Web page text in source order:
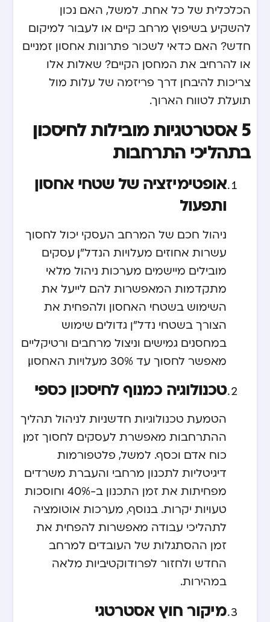
הכלכלית של כל אחת. למשל, האם נכון
להשקיע בשיפוץ מרחב קיים או לעבור למיקום
חדש? האם כדאי לשכור פתרונות אחסון זמניים
או להרחיב את המחסן הקיים? שאלות אלו
צריכות להיבחן דרך פריזמה של עלות מול
תועלת לטווח הארוך.
5 אסטרטגיות מובילות לחיסכון
בתהליכי התרחבות
אופטימיזציה של שטחי אחסון
ותפעול
ניהול חכם של המרחב העסקי יכול לחסוך
עשרות אחוזים מעלויות הנדל”ן. עסקים
מובילים מיישמים מערכות ניהול מלאי
מתקדמות המאפשרות להם לייעל את
השימוש בשטחי האחסון ולהפחית את
הצורך בשטחי נדל”ן גדולים. שימוש
במחסנים גמישים וניצול מרחבים ורטיקליים
מאפשר לחסוך עד 30% מעלויות האחסון.
טכנולוגיה כמנוף לחיסכון כספי
הטמעת טכנולוגיות חדשניות לניהול תהליך
ההתרחבות מאפשרת לעסקים לחסוך זמן,
כוח אדם וכסף. למשל, פלטפורמות
דיגיטליות לתכנון מרחבי והעברת משרדים
מפחיתות את זמן התכנון ב-40% וחוסכות
טעויות יקרות. בנוסף, מערכות אוטומציה
לתהליכי עבודה מאפשרות להפחית את
זמן ההסתגלות של העובדים למרחב
החדש ולחזור לפרודוקטיביות מלאה
במהירות.
מיקור חוץ אסטרטגי